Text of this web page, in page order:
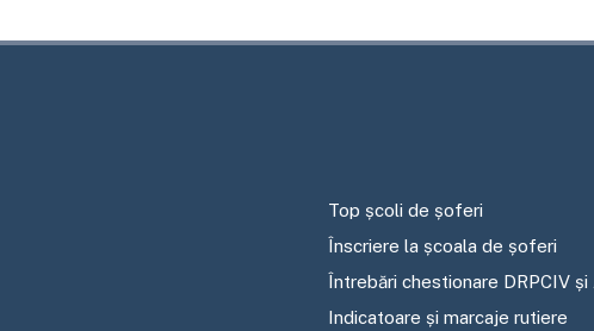
Top școli de șoferi
Înscriere la școala de șoferi
Întrebări chestionare DRPCIV
Indicatoare și marcaje rutiere